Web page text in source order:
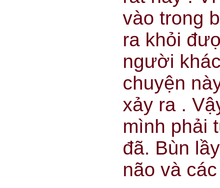
vào trong
ra khỏi
người
chuyện
xảy ra .
mình phải
đã. Bùn
não và